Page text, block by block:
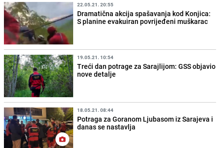
22.05.21. 20:55
Dramatična akcija spašavanja kod Konjica:
S planine evakuiran povrijeđeni muškarac
19.05.21. 10:54
Treći dan potrage za Sarajlijom: GSS objavio
nove detalje
18.05.21. 08:44
Potraga za Goranom Ljubasom iz Sarajeva i
danas se nastavlja